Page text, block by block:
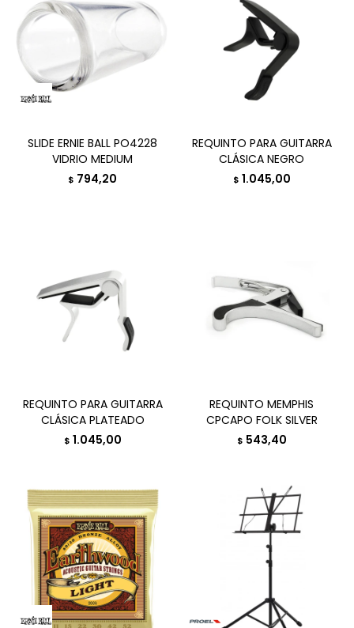
SLIDE ERNIE BALL PO4228
VIDRIO MEDIUM
$ 794,20
REQUINTO PARA GUITARRA
CLÁSICA NEGRO
$ 1.045,00
REQUINTO PARA GUITARRA
CLÁSICA PLATEADO
$ 1.045,00
REQUINTO MEMPHIS
CPCAPO FOLK SILVER
$ 543,40